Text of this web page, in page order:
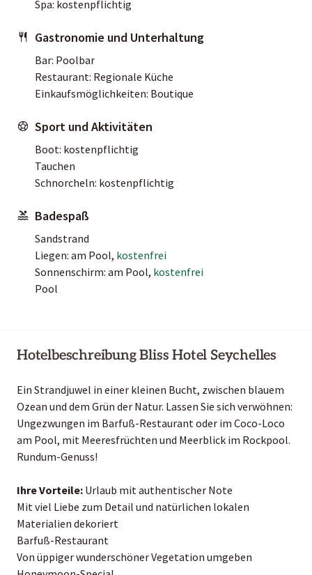
Spa: kostenpflichtig
Gastronomie und Unterhaltung
Bar: Poolbar
Restaurant: Regionale Küche
Einkaufsmöglichkeiten: Boutique
Sport und Aktivitäten
Boot: kostenpflichtig
Tauchen
Schnorcheln: kostenpflichtig
Badespaß
Sandstrand
Liegen: am Pool, kostenfrei
Sonnenschirm: am Pool, kostenfrei
Pool
Hotelbeschreibung Bliss Hotel Seychelles
Ein Strandjuwel in einer kleinen Bucht, zwischen blauem
Ozean und dem Grün der Natur. Lassen Sie sich verwöhnen:
Ungezwungen im Barfuß-Restaurant oder im Coco-Loco
am Pool, mit Meeresfrüchten und Meerblick im Rockpool.
Rundum-Genuss!
Ihre Vorteile: Urlaub mit authentischer Note
Mit viel Liebe zum Detail und natürlichen lokalen
Materialien dekoriert
Barfuß-Restaurant
Von üppiger wunderschöner Vegetation umgeben